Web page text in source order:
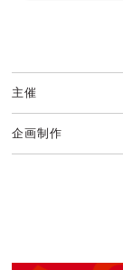
主催
企画制作